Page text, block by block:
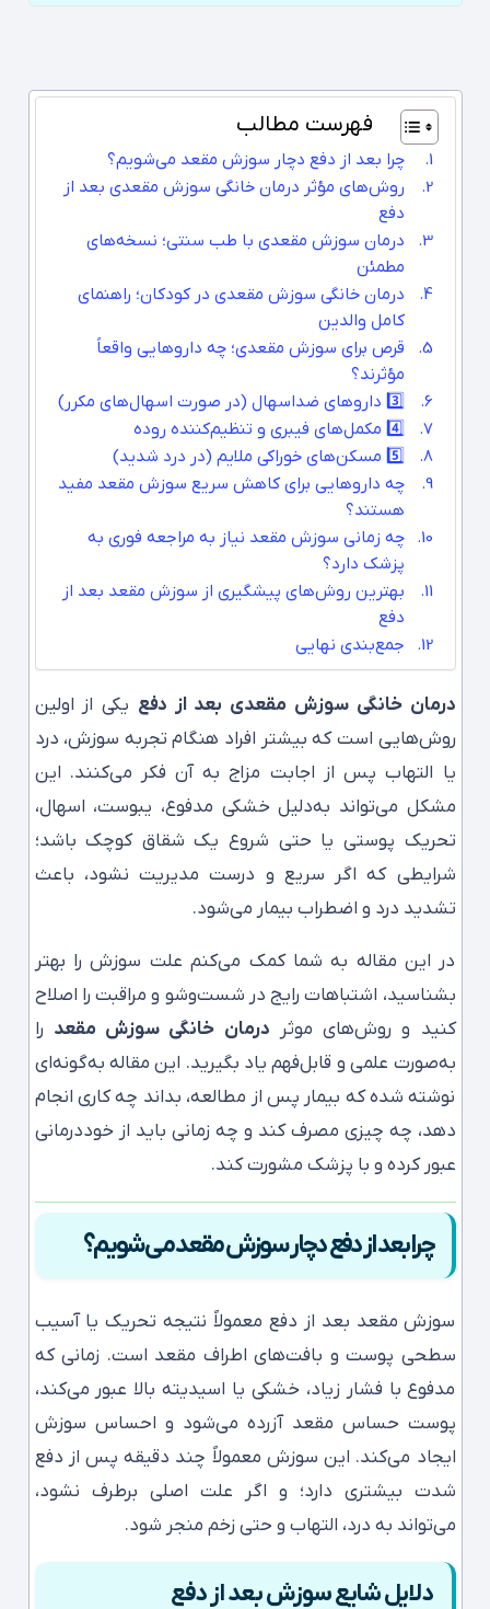
فهرست مطالب
چرا بعد از دفع دچار سوزش مقعد می‌شویم؟
روش‌های مؤثر درمان خانگی سوزش مقعدی بعد از
دفع
درمان سوزش مقعدی با طب سنتی؛ نسخه‌های
مطمئن
درمان خانگی سوزش مقعدی در کودکان؛ راهنمای
کامل والدین
قرص برای سوزش مقعدی؛ چه داروهایی واقعاً
مؤثرند؟
3️⃣ داروهای ضداسهال (در صورت اسهال‌های مکرر)
4️⃣ مکمل‌های فیبری و تنظیم‌کننده روده
5️⃣ مسکن‌های خوراکی ملایم (در درد شدید)
چه داروهایی برای کاهش سریع سوزش مقعد مفید
هستند؟
چه زمانی سوزش مقعد نیاز به مراجعه فوری به
پزشک دارد؟
بهترین روش‌های پیشگیری از سوزش مقعد بعد از
دفع
جمع‌بندی نهایی
درمان خانگی سوزش مقعدی بعد از دفع یکی از اولین
روش‌هایی است که بیشتر افراد هنگام تجربه سوزش، درد
یا التهاب پس از اجابت مزاج به آن فکر می‌کنند. این
مشکل می‌تواند به‌دلیل خشکی مدفوع، یبوست، اسهال،
تحریک پوستی یا حتی شروع یک شقاق کوچک باشد؛
شرایطی که اگر سریع و درست مدیریت نشود، باعث
تشدید درد و اضطراب بیمار می‌شود.
در این مقاله به شما کمک می‌کنم علت سوزش را بهتر
بشناسید، اشتباهات رایج در شست‌وشو و مراقبت را اصلاح
کنید و روش‌های موثر درمان خانگی سوزش مقعد را
به‌صورت علمی و قابل‌فهم یاد بگیرید. این مقاله به‌گونه‌ای
نوشته شده که بیمار پس از مطالعه، بداند چه کاری انجام
دهد، چه چیزی مصرف کند و چه زمانی باید از خوددرمانی
عبور کرده و با پزشک مشورت کند.
چرا بعد از دفع دچار سوزش مقعد می‌شویم؟
سوزش مقعد بعد از دفع معمولاً نتیجه تحریک یا آسیب
سطحی پوست و بافت‌های اطراف مقعد است. زمانی که
مدفوع با فشار زیاد، خشکی یا اسیدیته بالا عبور می‌کند،
پوست حساس مقعد آزرده می‌شود و احساس سوزش
ایجاد می‌کند. این سوزش معمولاً چند دقیقه پس از دفع
شدت بیشتری دارد؛ و اگر علت اصلی برطرف نشود،
می‌تواند به درد، التهاب و حتی زخم منجر شود.
دلایل شایع سوزش بعد از دفع